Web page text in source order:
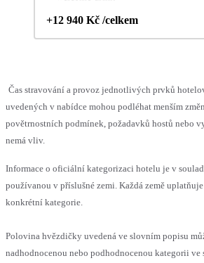
+12 940 Kč /celkem
Čas stravování a provoz jednotlivých prvků
uvedených v nabídce mohou podléhat menším
povětrnostních podmínek, požadavků hostů nebo
nemá vliv.
Informace o oficiální kategorizaci hotelu je v
používanou v příslušné zemi. Každá země
konkrétní kategorie.
Polovina hvězdičky uvedená ve slovním popisu
nadhodnocenou nebo podhodnocenou kategorii